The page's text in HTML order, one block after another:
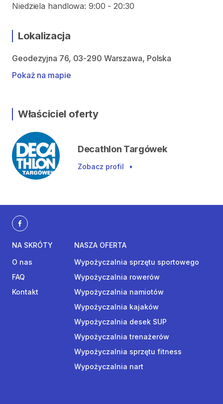
Niedziela handlowa: 9:00 - 20:30
Lokalizacja
Geodezyjna 76, 03-290 Warszawa, Polska
Pokaż na mapie
Właściciel oferty
Decathlon Targówek
Zobacz profil •
NA SKRÓTY
O nas
FAQ
Kontakt
NASZA OFERTA
Wypożyczalnia sprzętu sportowego
Wypożyczalnia rowerów
Wypożyczalnia namiotów
Wypożyczalnia kajaków
Wypożyczalnia desek SUP
Wypożyczalnia trenażerów
Wypożyczalnia sprzętu fitness
Wypożyczalnia nart